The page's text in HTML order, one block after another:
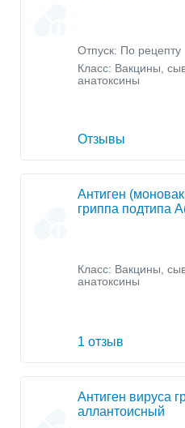
Отпуск: По рецепту
Класс: Вакцины,
анатоксины
Отзывы
Антиген
гриппа подтипа
Класс: Вакцины,
анатоксины
1 отзыв
Антиген вируса
аллантоисный